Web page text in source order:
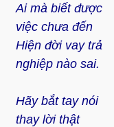
Ai mà biết được
việc chưa đến
Hiện đời vay trả
nghiệp nào sai.
Hãy bắt tay nói
thay lời thật